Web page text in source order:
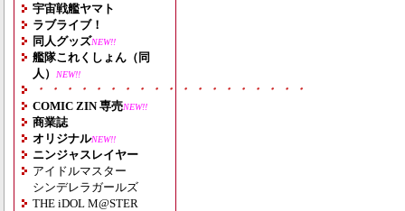
宇宙戦艦ヤマト
ラブライブ！
同人グッズNEW!!
艦隊これくしょん（同
人）
NEW!!
・・・・・・・・・・・・・・・・・・・
COMIC ZIN 専売NEW!!
商業誌
オリジナルNEW!!
ニンジャスレイヤー
アイドルマスター
シンデレラガールズ
THE iDOL M@STER